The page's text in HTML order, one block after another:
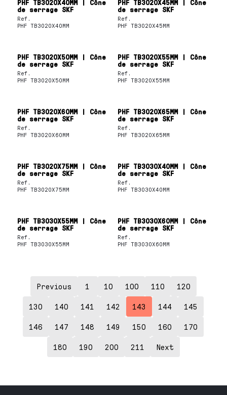
PHF TB3020X40MM | Cône
de serrage SKF
Ref.
PHF TB3020X40MM
PHF TB3020X45MM | Cône
de serrage SKF
Ref.
PHF TB3020X45MM
PHF TB3020X50MM | Cône
de serrage SKF
Ref.
PHF TB3020X50MM
PHF TB3020X55MM | Cône
de serrage SKF
Ref.
PHF TB3020X55MM
PHF TB3020X60MM | Cône
de serrage SKF
Ref.
PHF TB3020X60MM
PHF TB3020X65MM | Cône
de serrage SKF
Ref.
PHF TB3020X65MM
PHF TB3020X75MM | Cône
de serrage SKF
Ref.
PHF TB3020X75MM
PHF TB3030X40MM | Cône
de serrage SKF
Ref.
PHF TB3030X40MM
PHF TB3030X55MM | Cône
de serrage SKF
Ref.
PHF TB3030X55MM
PHF TB3030X60MM | Cône
de serrage SKF
Ref.
PHF TB3030X60MM
Previous 1 10 100 110 120
130 140 141 142 143 144 145
146 147 148 149 150 160 170
180 190 200 211 Next